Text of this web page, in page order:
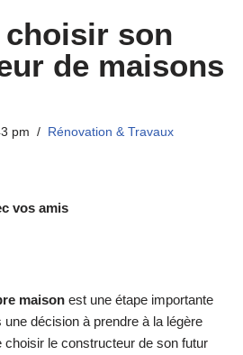
choisir son
de maisons
pm Rénovation & Travaux
vos amis
maison est une étape importante
une décision à prendre à la légère
choisir le constructeur de son futur